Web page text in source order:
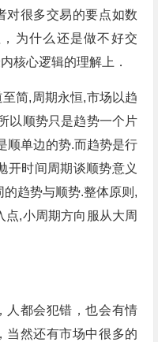
对很多交易的要点如数
为什么还是做不好交
核心逻辑的理解上．
简,周期永恒,市场以趋
以顺势只是趋势一个片
顺单边的势.而趋势是行
开时间周期谈顺势意义
趋势与顺势.整体原则,
,小周期方向服从大周
人都会犯错，也会有情
当然还有市场中很多的